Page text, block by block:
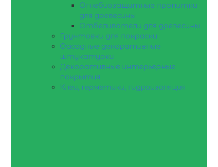
Огнебиозащитные пропитки
для древесины
Отбеливатели для древесины
Грунтовки для покраски
Фасадные декоративные
штукатурки
Декоративные интерьерные
покрытия
Клеи, герметики, гидроизоляция